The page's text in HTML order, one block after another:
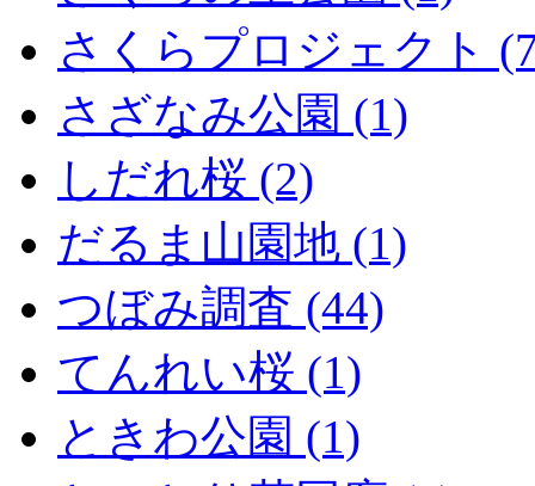
さくらプロジェクト
さざなみ公園 (1)
しだれ桜 (2)
だるま山園地 (1)
つぼみ調査 (44)
てんれい桜 (1)
ときわ公園 (1)